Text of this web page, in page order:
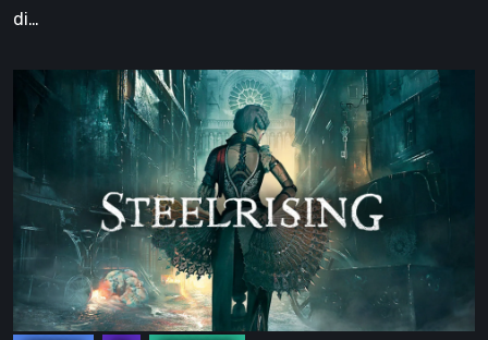
di…
Steelrising,
recensione:
rivoluzione
sotto
ingranaggi